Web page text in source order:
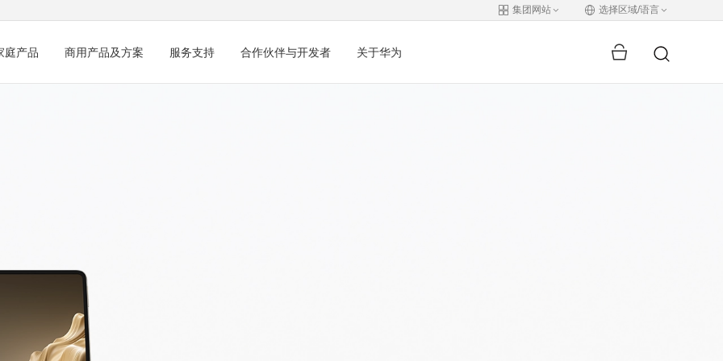
集团网站 选择区域/语言
庭产品 商用产品及方案 服务支持 合作伙伴与开发者 关于华为